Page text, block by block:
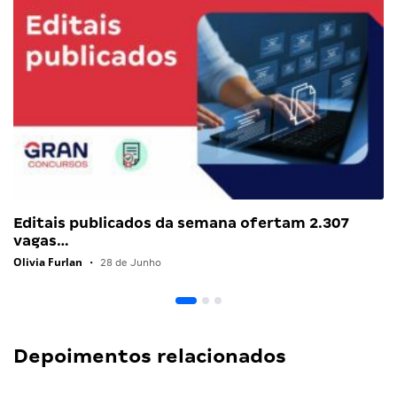
Editais publicados da semana ofertam 2.307
vagas…
Olivia Furlan • 28 de Junho
Depoimentos relacionados